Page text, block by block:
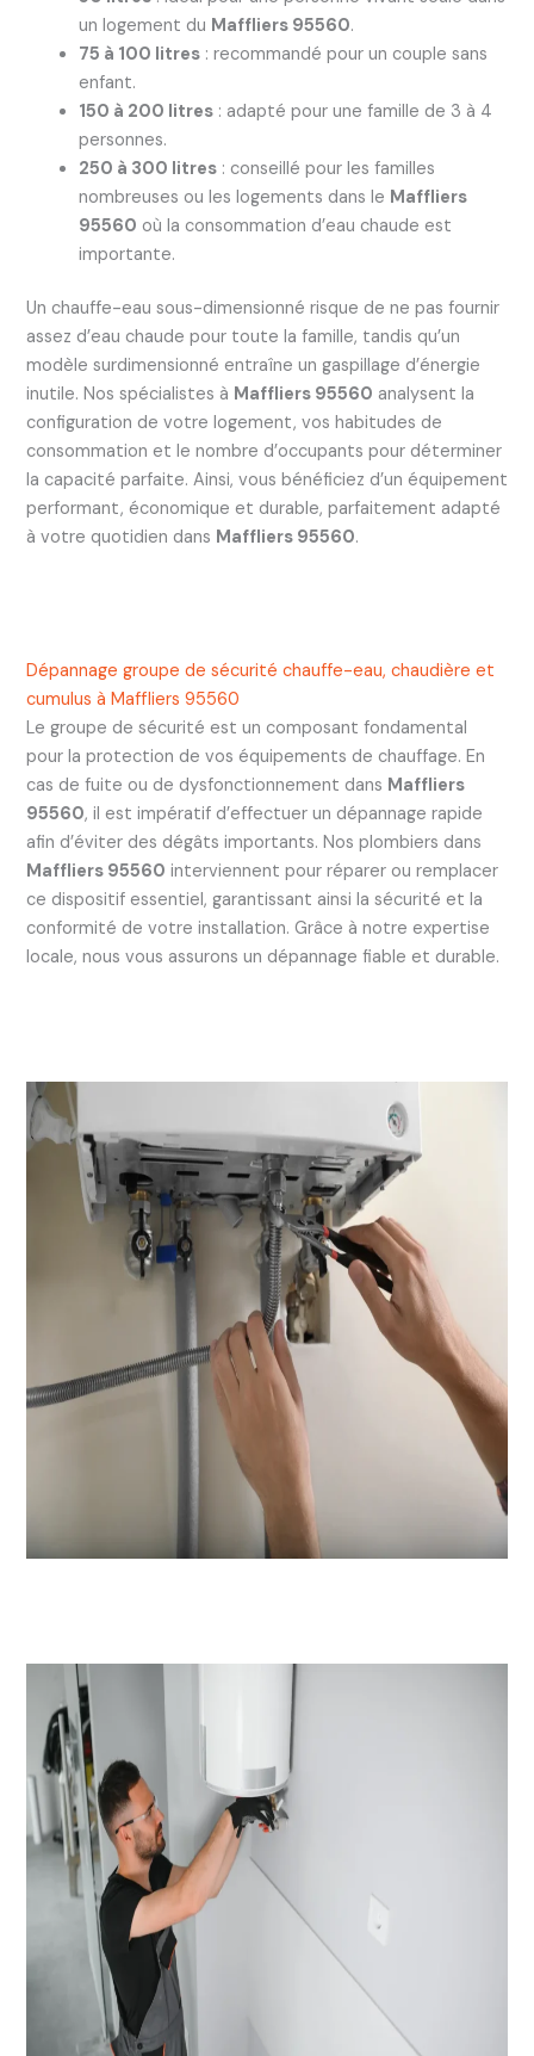
un logement du Maffliers 95560.
75 à 100 litres: recommandé pour un couple sans
enfant.
150 à 200 litres: adapté pour une famille de 3 à 4
personnes.
250 à 300 litres: conseillé pour les familles
nombreuses ou les logements dans le Maffliers
95560 où la consommation d’eau chaude est
importante.
Un chauffe-eau sous-dimensionné risque de ne pas fournir
assez d’eau chaude pour toute la famille, tandis qu’un
modèle surdimensionné entraîne un gaspillage d’énergie
inutile. Nos spécialistes à Maffliers 95560 analysent la
configuration de votre logement, vos habitudes de
consommation et le nombre d’occupants pour déterminer
la capacité parfaite. Ainsi, vous bénéficiez d’un équipement
performant, économique et durable, parfaitement adapté
à votre quotidien dans Maffliers 95560.
Dépannage groupe de sécurité chauffe-eau, chaudière et
cumulus à Maffliers 95560
Le groupe de sécurité est un composant fondamental
pour la protection de vos équipements de chauffage. En
cas de fuite ou de dysfonctionnement dans Maffliers
95560, il est impératif d’effectuer un dépannage rapide
afin d’éviter des dégâts importants. Nos plombiers dans
Maffliers 95560 interviennent pour réparer ou remplacer
ce dispositif essentiel, garantissant ainsi la sécurité et la
conformité de votre installation. Grâce à notre expertise
locale, nous vous assurons un dépannage fiable et durable.